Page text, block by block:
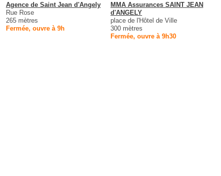
Agence de Saint Jean d'Angely
Rue Rose
265 mètres
Fermée, ouvre à 9h
MMA Assurances SAINT JEAN
d'ANGELY
place de l'Hôtel de Ville
300 mètres
Fermée, ouvre à 9h30